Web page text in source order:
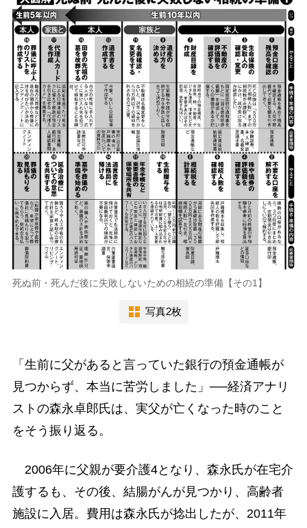
死ぬ前・死んだ後に失敗しないための相続の準備【その1】
写真2枚
「生前に父があると言っていた銀行の預金通帳が
見つからず、本当に苦労しました」──経済アナリ
ストの森永卓郎氏は、実父が亡くなった時のこと
をそう振り返る。
2006年に父親が要介護4となり、森永氏が在宅介
護するも、その後、結腸がんが見つかり、高齢者
施設に入居。費用は森永氏が捻出したが、2011年